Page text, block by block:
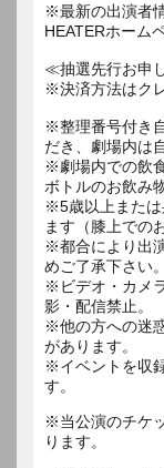
※最新の出演者
HEATERホーム
≪抽選先行お申
※決済方法はク
※整理番号付き
だき、劇場内は
※劇場内での飲
ボトルのお飲み
※5歳以上または
ます（膝上での
※都合により出
めご了承下さい
※ビデオ・カメ
影・配信禁止。
※他の方への迷
があります。
※イベントを収
す。
※当公演のチケ
ります。